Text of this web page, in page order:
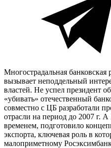
Многострадальная
вызывает неподдельный
властей. Не успел президент
«убивать» отечественный
совместно с ЦБ разработали
отрасли на период до 2007 г.
временем, подготовило
экспорта, ключевая роль в
малоприметному